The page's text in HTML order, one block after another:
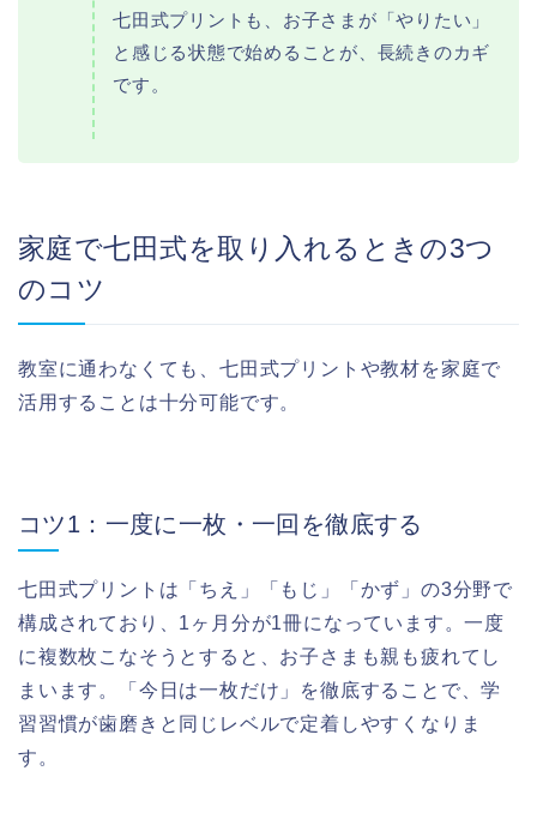
七田式プリントも、お子さまが「やりたい」
と感じる状態で始めることが、長続きのカギ
です。
家庭で七田式を取り入れるときの3つ
のコツ
教室に通わなくても、七田式プリントや教材を家庭で
活用することは十分可能です。
コツ1：一度に一枚・一回を徹底する
七田式プリントは「ちえ」「もじ」「かず」の3分野で
構成されており、1ヶ月分が1冊になっています。一度
に複数枚こなそうとすると、お子さまも親も疲れてし
まいます。「今日は一枚だけ」を徹底することで、学
習習慣が歯磨きと同じレベルで定着しやすくなりま
す。